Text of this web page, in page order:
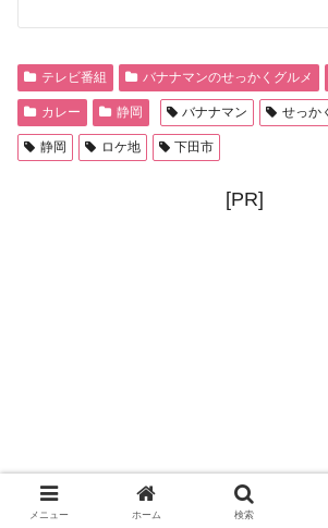
テレビ番組 バナナマンのせっかくグルメ
カレー 静岡 バナナマン せっか
静岡 ロケ地 下田市
[PR]
メニュー ホーム 検索